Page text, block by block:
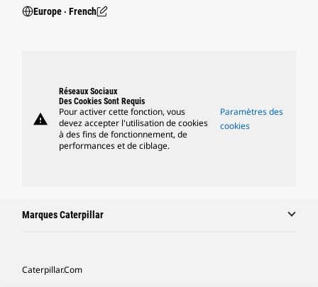
Europe ‧ French
warning
Réseaux Sociaux
Des Cookies Sont Requis
Pour activer cette fonction, vous
devez accepter l'utilisation de cookies
à des fins de fonctionnement, de
performances et de ciblage.
Paramètres des
cookies
Marques Caterpillar
Caterpillar.com